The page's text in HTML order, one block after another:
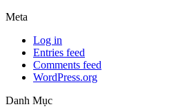
Meta
Log in
Entries feed
Comments feed
WordPress.org
Danh Mục